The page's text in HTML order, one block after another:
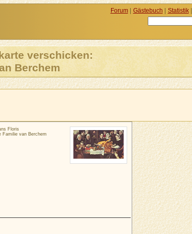
verschicken:
Berchem
Floris
Familie van Berchem
Forum| Gästebuch | Statistik|